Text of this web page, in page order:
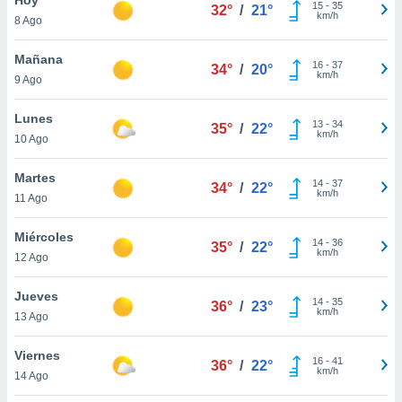
y
en
más
de
8 Ago
32° / 21° 15- 35
km/h
Mañana
9 Ago
34° / 20° 16- 37
km/h
Lunes
10 Ago
35° / 22° 13- 34
km/h
Martes
11 Ago
34° / 22° 14- 37
km/h
Miércoles
12 Ago
35° / 22° 14- 36
km/h
Jueves
13 Ago
36° / 23° 14- 35
km/h
Viernes
14 Ago
36° / 22° 16- 41
km/h